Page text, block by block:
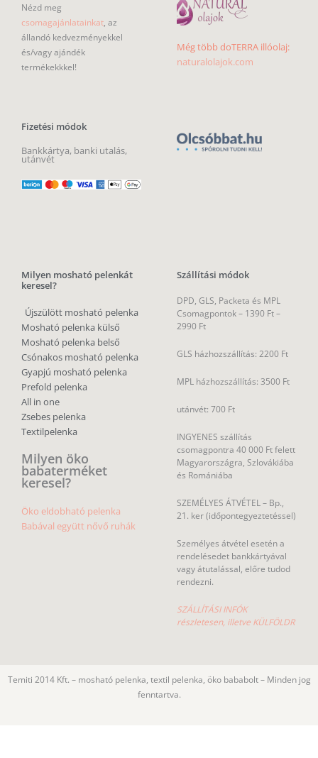
Nézd meg
csomagajánlatainkat, az
állandó kedvezményekkel
és/vagy ajándék
termékekkkel!
Fizetési módok
Bankkártya, banki utalás,
utánvét
Még több doTERRA illóolaj:
naturalolajok.com
Milyen mosható pelenkát
keresel?
Újszülött mosható pelenka
Mosható pelenka külső
Mosható pelenka belső
Csónakos mosható pelenka
Gyapjú mosható pelenka
Prefold pelenka
All in one
Zsebes pelenka
Textilpelenka
Milyen öko
babaterméket
keresel?
Öko eldobható pelenka
Babával együtt nővő ruhák
Szállítási módok
DPD, GLS, Packeta és MPL
Csomagpontok – 1390 Ft –
2990 Ft
GLS házhozszállítás: 2200 Ft
MPL házhozszállítás: 3500 Ft
utánvét: 700 Ft
INGYENES szállítás
csomagpontra 40 000 Ft felett
Magyarországra, Szlovákiába
és Romániába
SZEMÉLYES ÁTVÉTEL – Bp.,
21. ker (időpontegyeztetéssel)
Személyes átvétel esetén a
rendelésedet bankkártyával
vagy átutalással, előre tudod
rendezni.
SZÁLLÍTÁSI INFÓK
részletesen, illetve KÜLFÖLDR
Temiti 2014 Kft. – mosható pelenka, textil pelenka, öko bababolt – Minden jog
fenntartva.